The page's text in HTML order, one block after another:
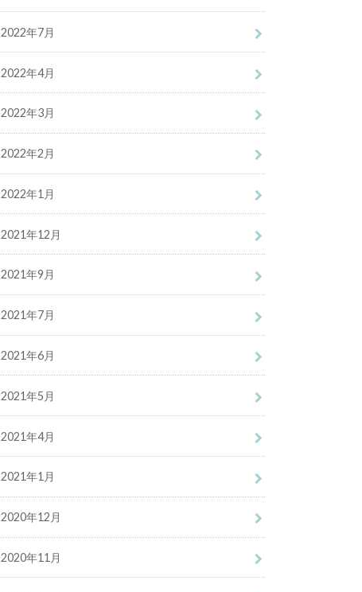
2022年7月
2022年4月
2022年3月
2022年2月
2022年1月
2021年12月
2021年9月
2021年7月
2021年6月
2021年5月
2021年4月
2021年1月
2020年12月
2020年11月